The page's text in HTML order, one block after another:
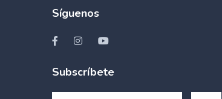
Síguenos
Subscríbete